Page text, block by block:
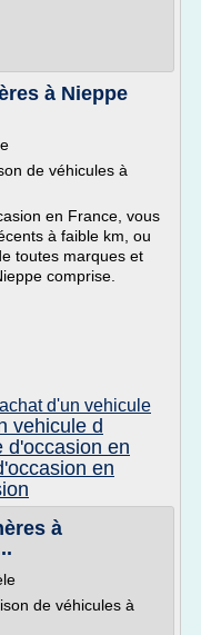
à Nieppe
de véhicules à
en France, vous
à faible km, ou
toutes marques et
comprise.
d'un vehicule
vehicule d
d'occasion en
en
à
de véhicules à